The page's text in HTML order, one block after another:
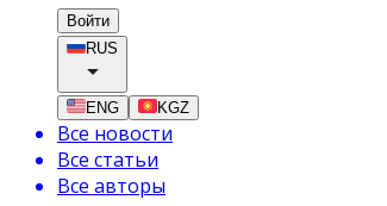
Войти
RUS
ENG KGZ
Все новости
Все статьи
Все авторы